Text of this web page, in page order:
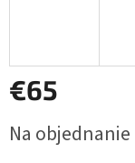
€65
cena:
Na objednanie